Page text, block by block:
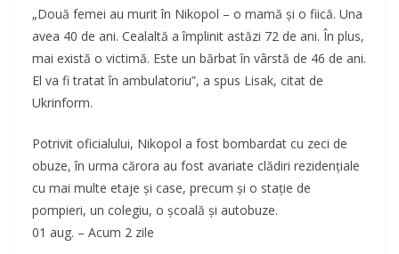
„Două femei au murit în Nikopol – o mamă și o fiică. Una
avea 40 de ani. Cealaltă a împlinit astăzi 72 de ani. În plus,
mai există o victimă. Este un bărbat în vârstă de 46 de ani.
El va fi tratat în ambulatoriu”, a spus Lisak, citat de
Ukrinform.
Potrivit oficialului, Nikopol a fost bombardat cu zeci de
obuze, în urma cărora au fost avariate clădiri rezidențiale
cu mai multe etaje și case, precum și o stație de
pompieri, un colegiu, o școală și autobuze.
01 aug. – Acum 2 zile